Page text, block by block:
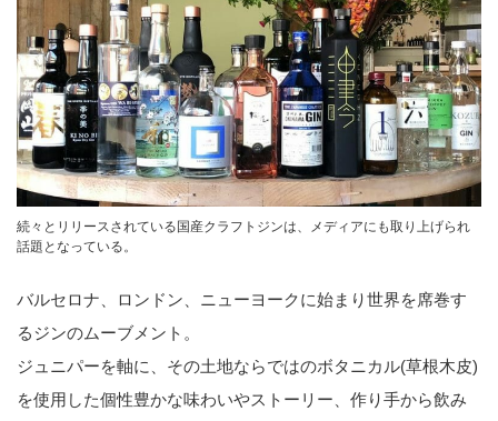
続々とリリースされている国産クラフトジンは、メディアにも取り上げられ
話題となっている。
バルセロナ、ロンドン、ニューヨークに始まり世界を席巻す
るジンのムーブメント。
ジュニパーを軸に、その土地ならではのボタニカル(草根木皮)
を使用した個性豊かな味わいやストーリー、作り手から飲み